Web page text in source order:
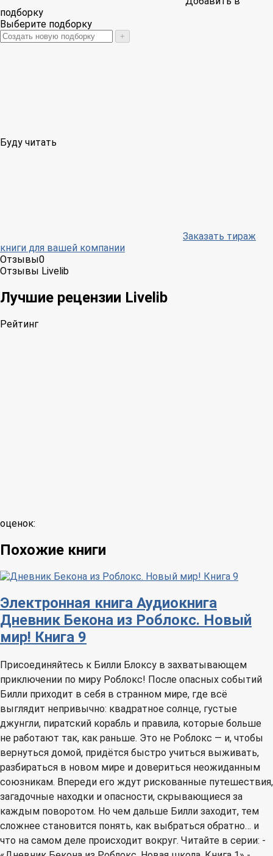
подборку
Выберите подборку
+
Буду читать
Заказать тираж
книги для вашей компании
Отзывы0
Отзывы Livelib
Лучшие рецензии Livelib
Рейтинг
оценок:
Похожие книги
Электронная книга Аудиокнига
Дневник Бекона из Роблокс. Новый
мир! Книга 9
Присоединяйтесь к Билли Блоксу в захватывающем
приключении по миру Роблокс! После опасных событий
Билли приходит в себя в странном мире, где всё
выглядит непривычно: квадратное солнце, густые
джунгли, пиратский корабль и правила, которые больше
не работают так, как раньше. Это не Роблокс — и, чтобы
вернуться домой, придётся быстро учиться выживать,
разбираться в новом мире и довериться неожиданным
союзникам. Впереди его ждут рискованные путешествия,
загадочные находки и опасности, скрывающиеся за
каждым поворотом. Но чем дальше Билли заходит, тем
сложнее становится понять, как выбраться обратно… и
что на самом деле происходит вокруг. Читайте в серии: -